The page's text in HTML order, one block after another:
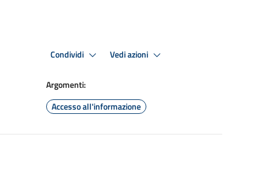
Condividi Vedi azioni
Argomenti:
Accesso all'informazione